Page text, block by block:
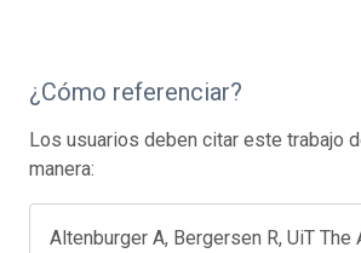
¿Cómo referenciar?
Los usuarios deben citar este trabajo
manera:
Altenburger A, Bergersen R, UiT The